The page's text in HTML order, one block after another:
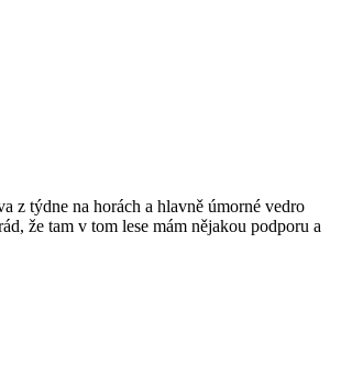
z týdne na horách a hlavně úmorné vedro
že tam v tom lese mám nějakou podporu a